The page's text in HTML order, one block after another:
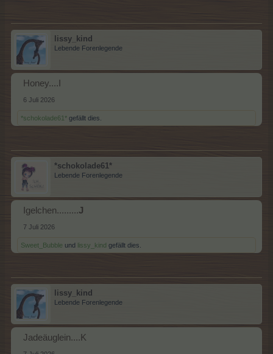
lissy_kind
Lebende Forenlegende
Honey....I
6 Juli 2026
*schokolade61* gefällt dies.
*schokolade61*
Lebende Forenlegende
Igelchen.........J
7 Juli 2026
Sweet_Bubble und lissy_kind gefällt dies.
lissy_kind
Lebende Forenlegende
Jadeäuglein....K